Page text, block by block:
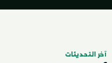
آخر التحديثات